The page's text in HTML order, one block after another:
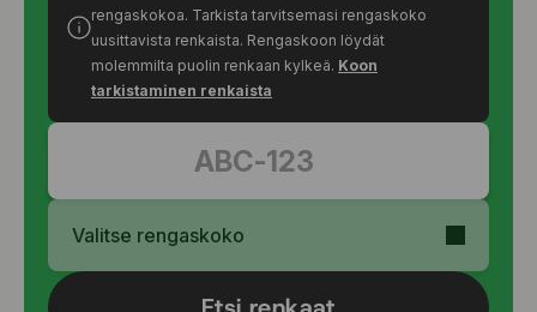
rengaskokoa. Tarkista tarvitsemasi rengaskoko
uusittavista renkaista. Rengaskoon löydät
molemmilta puolin renkaan kylkeä. Koon
tarkistaminen renkaista
Valitse rengaskoko